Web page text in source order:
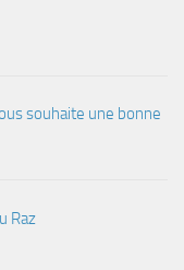
souhaite une bonne
Raz